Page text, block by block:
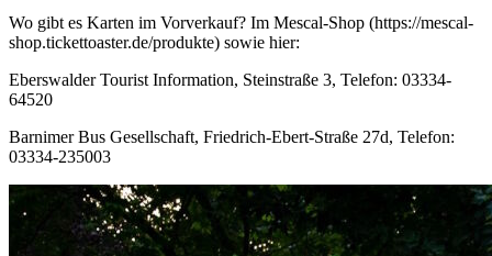
Wo gibt es Karten im Vorverkauf? Im Mescal-Shop (https://mescal-
shop.tickettoaster.de/produkte) sowie hier:
Eberswalder Tourist Information, Steinstraße 3, Telefon: 03334-
64520
Barnimer Bus Gesellschaft, Friedrich-Ebert-Straße 27d, Telefon:
03334-235003